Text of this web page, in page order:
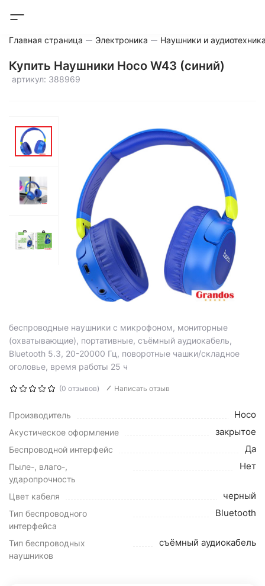
Главная страница Электроника Наушники и
Купить Наушники Hoco W43 (синий)
артикул: 388969
беспроводные наушники с микрофоном, мониторные
(охватывающие), портативные, съёмный аудиокабель,
Bluetooth 5.3, 20-20000 Гц, поворотные чашки/складное
оголовье, время работы 25 ч
(0 отзывов) Написать отзыв
Производитель Hoco
Акустическое оформление закрытое
Беспроводной интерфейс Да
Пыле-, влаго-,
ударопрочность
Нет
Цвет кабеля черный
Тип беспроводного
интерфейса
Bluetooth
Тип беспроводных
наушников
съёмный аудиокабель